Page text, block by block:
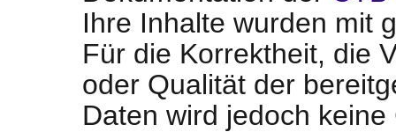
Ihre Inhalte wurden mit
Für die Korrektheit, die
oder Qualität der
Daten wird jedoch